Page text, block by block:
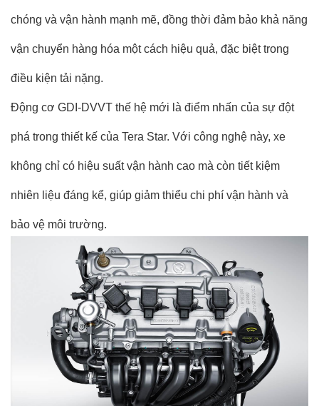
chóng và vận hành mạnh mẽ, đồng thời đảm bảo khả năng
vận chuyển hàng hóa một cách hiệu quả, đặc biệt trong
điều kiện tải nặng.
Động cơ GDI-DVVT thế hệ mới là điểm nhấn của sự đột
phá trong thiết kế của Tera Star. Với công nghệ này, xe
không chỉ có hiệu suất vận hành cao mà còn tiết kiệm
nhiên liệu đáng kể, giúp giảm thiểu chi phí vận hành và
bảo vệ môi trường.